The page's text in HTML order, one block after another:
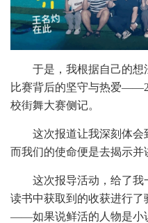
于是，我根据自己的
比赛背后的坚守与热爱
校街舞大赛侧记。
这次报道让我深刻体会
而我们的使命便是去揭示并
这次报导活动，给了我
读书中获取到的收获进行
——如果说鲜活的人物是小